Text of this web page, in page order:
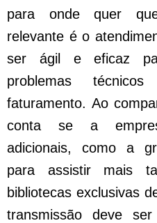
para onde quer
relevante é o
ser ágil e eficaz
problemas
faturamento. Ao
conta se a
adicionais, como a
para assistir mais
bibliotecas exclusivas
transmissão deve